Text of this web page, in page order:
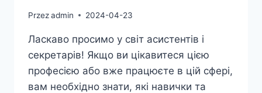
Przezadmin 2024-04-23
Ласкаво просимо у світ асистентів і
секретарів! Якщо ви цікавитеся цією
професією або вже працюєте в цій сфері,
вам необхідно знати, які навички та